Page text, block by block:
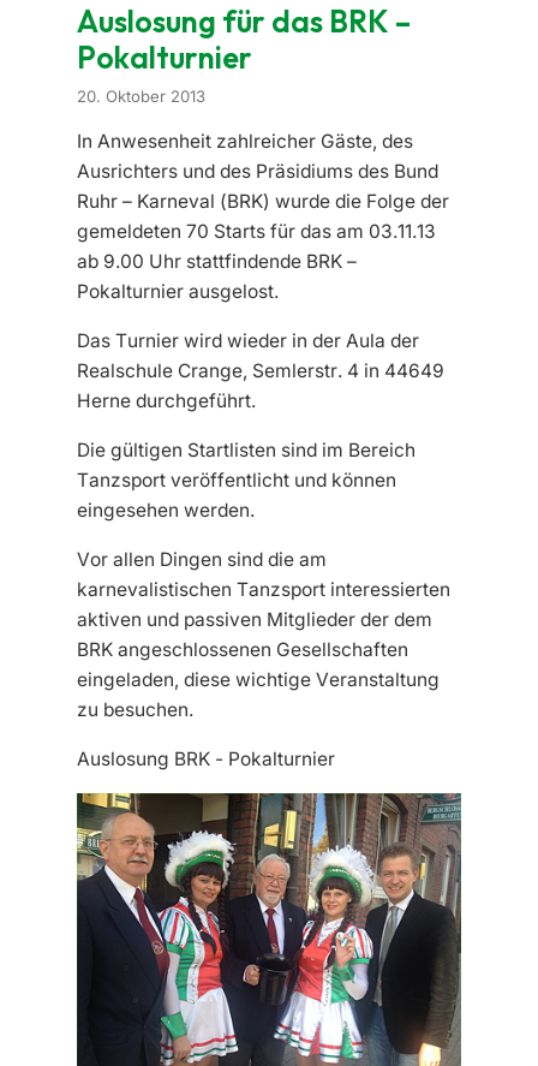
Auslosung für das BRK –
Pokalturnier
20. Oktober 2013
In Anwesenheit zahlreicher Gäste, des
Ausrichters und des Präsidiums des Bund
Ruhr – Karneval (BRK) wurde die Folge der
gemeldeten 70 Starts für das am 03.11.13
ab 9.00 Uhr stattfindende BRK –
Pokalturnier ausgelost.
Das Turnier wird wieder in der Aula der
Realschule Crange, Semlerstr. 4 in 44649
Herne durchgeführt.
Die gültigen Startlisten sind im Bereich
Tanzsport veröffentlicht und können
eingesehen werden.
Vor allen Dingen sind die am
karnevalistischen Tanzsport interessierten
aktiven und passiven Mitglieder der dem
BRK angeschlossenen Gesellschaften
eingeladen, diese wichtige Veranstaltung
zu besuchen.
Auslosung BRK - Pokalturnier